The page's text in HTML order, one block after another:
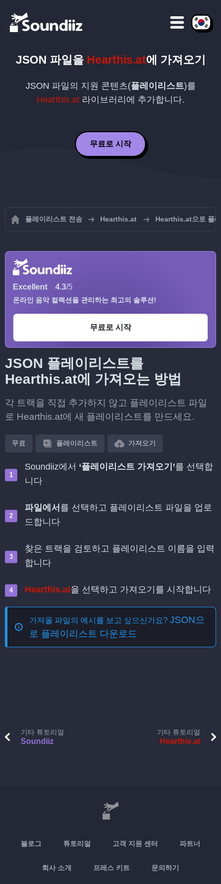
JSON 파일을 Hearthis.at에 가져오기
JSON 파일의 지원 콘텐츠(플레이리스트)를
Hearthis.at 라이브러리에 추가합니다.
무료로 시작
플레이리스트 전송 Hearthis.at Hearthis.at으로 플
Excellent 4.3/5
온라인 음악 컬렉션을 관리하는 최고의 솔루션!
무료로 시작
JSON 플레이리스트를
Hearthis.at에 가져오는 방법
각 트랙을 직접 추가하지 않고 플레이리스트 파일
로 Hearthis.at에 새 플레이리스트를 만드세요.
무료 플레이리스트 가져오기
Soundiiz에서 ‘플레이리스트 가져오기’를 선택합
니다
파일에서 를 선택하고 플레이리스트 파일을 업로
드합니다
찾은 트랙을 검토하고 플레이리스트 이름을 입력
합니다
Hearthis.at을 선택하고 가져오기를 시작합니다
가져올 파일의 예시를 보고 싶으신가요? JSON으
로 플레이리스트 다운로드
기타 튜토리얼
Soundiiz
기타 튜토리얼
Hearthis.at
블로그 튜토리얼 고객 지원 센터 파트너
회사 소개 프레스 키트 문의하기